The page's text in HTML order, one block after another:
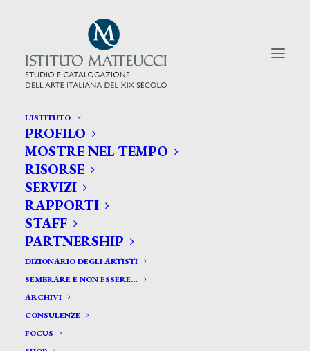
L’ISTITUTO
PROFILO
MOSTRE NEL TEMPO
RISORSE
SERVIZI
RAPPORTI
STAFF
PARTNERSHIP
DIZIONARIO DEGLI ARTISTI
SEMBRARE E NON ESSERE…
ARCHIVI
CONSULENZE
FOCUS
CERCA TRA GLI ARTISTI:
Search
for:
Erwin Hubert